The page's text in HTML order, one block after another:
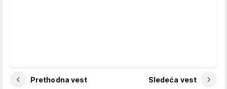
Prethodna vest Sledeća vest